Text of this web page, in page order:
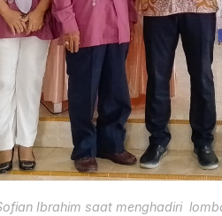
Ibrahim saat menghadiri